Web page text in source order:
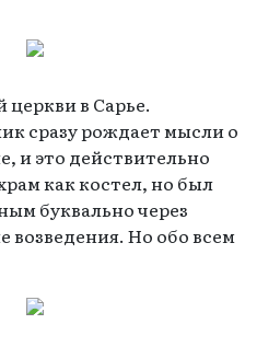
в Сарье.
сразу рождает мысли о
и это действительно
как костел, но был
буквально через
возведения. Но обо всем